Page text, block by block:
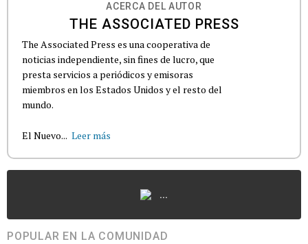
ACERCA DEL AUTOR
THE ASSOCIATED PRESS
The Associated Press es una cooperativa de
noticias independiente, sin fines de lucro, que
presta servicios a periódicos y emisoras
miembros en los Estados Unidos y el resto del
mundo.
El Nuevo... Leer más
...
POPULAR EN LA COMUNIDAD